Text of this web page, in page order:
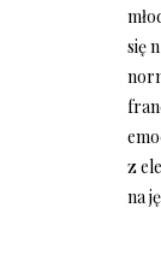
się
z
na